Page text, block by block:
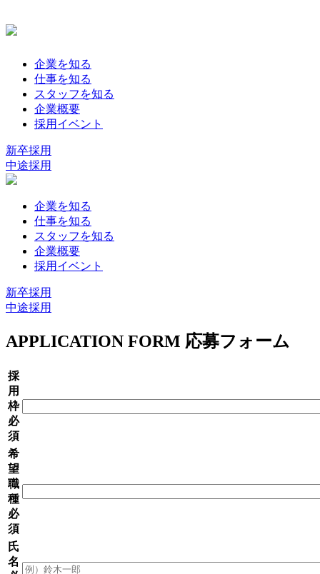
企業を知る
仕事を知る
スタッフを知る
企業概要
採用イベント
新卒採用
中途採用
企業を知る
仕事を知る
スタッフを知る
企業概要
採用イベント
新卒採用
中途採用
APPLICATION FORM 応募フォーム
採
用
枠
必
須
希
望
職
種
必
須
氏
名